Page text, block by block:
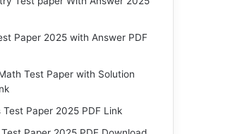
Paper 2025 with Answer PDF
Test Paper with Solution
Test Paper 2025 PDF Link